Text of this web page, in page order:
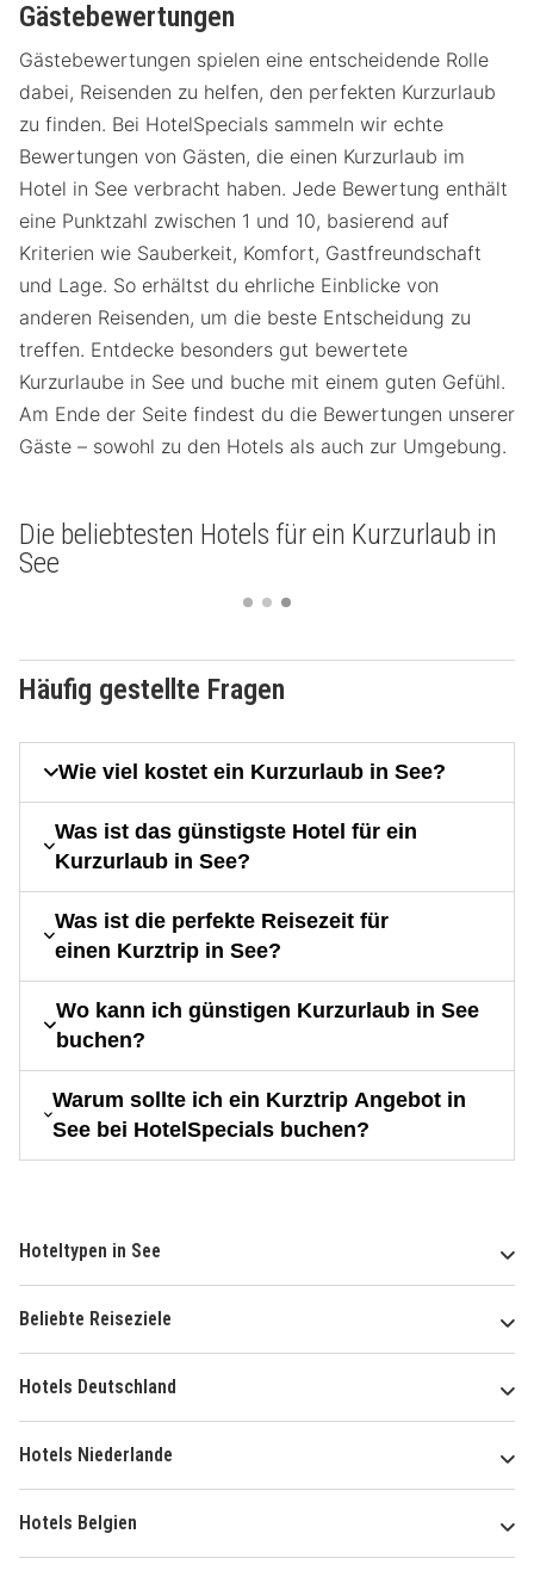
Gästebewertungen
Gästebewertungen spielen eine entscheidende Rolle
dabei, Reisenden zu helfen, den perfekten Kurzurlaub
zu finden. Bei HotelSpecials sammeln wir echte
Bewertungen von Gästen, die einen Kurzurlaub im
Hotel in See verbracht haben. Jede Bewertung enthält
eine Punktzahl zwischen 1 und 10, basierend auf
Kriterien wie Sauberkeit, Komfort, Gastfreundschaft
und Lage. So erhältst du ehrliche Einblicke von
anderen Reisenden, um die beste Entscheidung zu
treffen. Entdecke besonders gut bewertete
Kurzurlaube in See und buche mit einem guten Gefühl.
Am Ende der Seite findest du die Bewertungen unserer
Gäste – sowohl zu den Hotels als auch zur Umgebung.
Die beliebtesten Hotels für ein Kurzurlaub in
See
Häufig gestellte Fragen
Wie viel kostet ein Kurzurlaub in See?
Was ist das günstigste Hotel für ein
Kurzurlaub in See?
Was ist die perfekte Reisezeit für
einen Kurztrip in See?
Wo kann ich günstigen Kurzurlaub in See
buchen?
Warum sollte ich ein Kurztrip Angebot in
See bei HotelSpecials buchen?
Hoteltypen in See
Beliebte Reiseziele
Hotels Deutschland
Hotels Niederlande
Hotels Belgien